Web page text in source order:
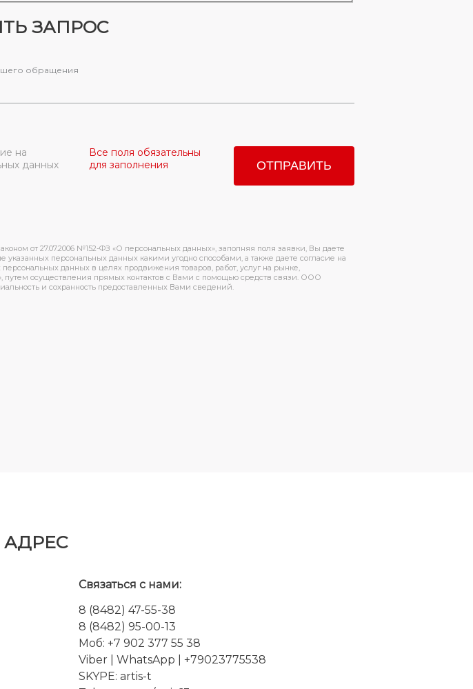
ЗАПРОС
обращения
на
данных
Все поля обязательны
для заполнения
от 27.07.2006 №152-ФЗ «О персональных данных», заполняя поля заявки, Вы даете
указанных персональных данных какими угодно способами, а также даете согласие на
данных в целях продвижения товаров, работ, услуг на рынке,
осуществления прямых контактов с Вами с помощью средств связи. ООО
и сохранность предоставленных Вами сведений.
Связаться с нами:
8 (8482) 47-55-38
8 (8482) 95-00-13
Моб: +7 902 377 55 38
Viber
WhatsApp
| +79023775538
SKYPE: artis-t